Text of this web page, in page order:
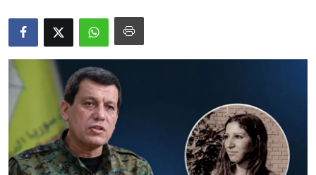
Makaleler
Galeri
Video
Yazarlar
Arşiv